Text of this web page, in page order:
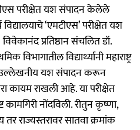
परीक्षेत यश संपादन केलेले
विद्यालयाचे ‘एमटीएस’ परीक्षेत यश
प्रतिष्ठान संचलित डॉ.
विभागातील विद्यार्थ्यांनी महाराष्ट्र
उल्लेखनीय यश संपादन करून
कायम राखली आहे. या परीक्षेत
कामगिरी नोंदविली. रीतुन कृष्णा,
तर राज्यस्तरावर सातवा क्रमांक